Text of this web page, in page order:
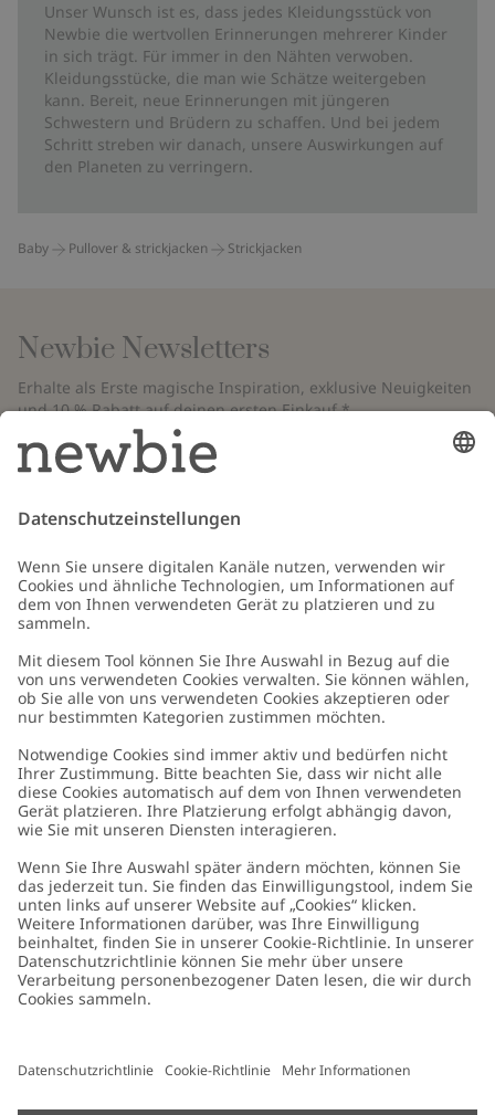
Unser Wunsch ist es, dass jedes Kleidungsstück von
Newbie die wertvollen Erinnerungen mehrerer Kinder
in sich trägt. Für immer in den Nähten verwoben.
Kleidungsstücke, die man wie Schätze weitergeben
kann. Bereit, neue Erinnerungen mit jüngeren
Schwestern und Brüdern zu schaffen. Und bei jedem
Schritt streben wir danach, unsere Auswirkungen auf
den Planeten zu verringern.
Baby Pullover & strickjacken Strickjacken
Newbie Newsletters
Erhalte als Erste magische Inspiration, exklusive Neuigkeiten
und 10 % Rabatt auf deinen ersten Einkauf.*
*Gilt nur für deine erste Bestellung und ist nicht mit anderen Rabatten
oder Angeboten kombinierbar. Gilt nicht für limitierte Artikel. Bitte
überprüfe deinen Spam-Ordner. Lies unsere
Schicken
Kundenservice
Kontaktieren Sie uns
FAQ
Barrierefreiheit
Datenschutzrichtlinie
Cookie-Richtlinie
Über uns
Über Newbie
Nachhaltigkeit
Impressum
Presse
Germany Standort ändern
Cookies